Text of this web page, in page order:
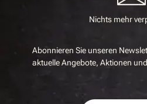
Nichts mehr
Abonnieren Sie unseren
aktuelle Angebote, Aktionen